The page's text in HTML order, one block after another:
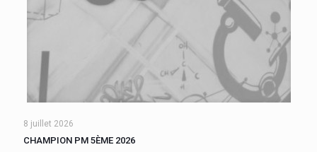
Cette année, tous les élèves de 5ème du collège se sont
8 juillet 2026
CHAMPION PM 5ÈME 2026